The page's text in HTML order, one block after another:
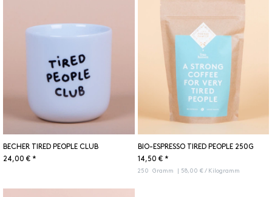
BECHER TIRED PEOPLE CLUB
24,00 € *
BIO-ESPRESSO TIRED PEOPLE 250G
14,50 € *
250 Gramm | 58,00 € / Kilogramm